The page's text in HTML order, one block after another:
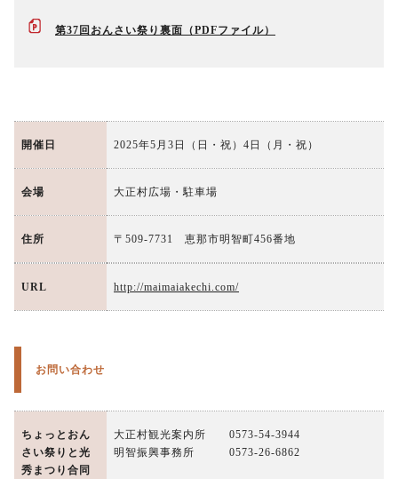
第37回おんさい祭り裏面
開催日 2025年5月3日（日・祝）4日（月・祝）
会場 大正村広場・駐車場
住所 〒509-7731 恵那市明智町456番地
URL http://maimaiakechi.com/
お問い合わせ
ちょっとおん
さい祭りと光
秀まつり合同
大正村観光案内所 0573-54-3944
明智振興事務所 0573-26-6862